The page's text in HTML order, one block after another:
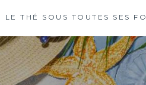
LE THÉ SOUS TOUTES SES